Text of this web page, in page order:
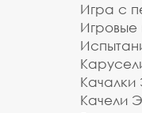
Игра с
Качели